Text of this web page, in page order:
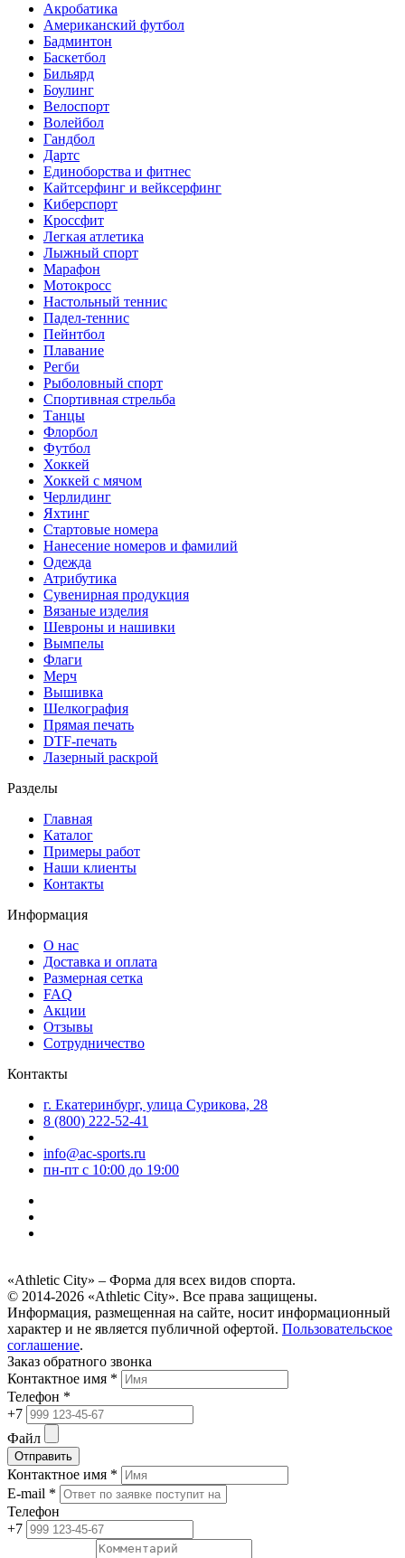
Акробатика
Американский футбол
Бадминтон
Баскетбол
Бильярд
Боулинг
Велоспорт
Волейбол
Гандбол
Дартс
Единоборства и фитнес
Кайтсерфинг и вейксерфинг
Киберспорт
Кроссфит
Легкая атлетика
Лыжный спорт
Марафон
Мотокросс
Настольный теннис
Падел-теннис
Пейнтбол
Плавание
Регби
Рыболовный спорт
Спортивная стрельба
Танцы
Флорбол
Футбол
Хоккей
Хоккей с мячом
Черлидинг
Яхтинг
Стартовые номера
Нанесение номеров и фамилий
Одежда
Атрибутика
Сувенирная продукция
Вязаные изделия
Шевроны и нашивки
Вымпелы
Флаги
Мерч
Вышивка
Шелкография
Прямая печать
DTF-печать
Лазерный раскрой
Разделы
Главная
Каталог
Примеры работ
Наши клиенты
Контакты
Информация
О нас
Доставка и оплата
Размерная сетка
FAQ
Акции
Отзывы
Сотрудничество
Контакты
г. Екатеринбург, улица Сурикова, 28
8 (800) 222-52-41
info@ac-sports.ru
пн-пт c 10:00 до 19:00
«Athletic City» – Форма для всех видов спорта.
© 2014-2026 «Athletic City». Все права защищены.
Информация, размещенная на сайте, носит информационный
характер и не является публичной офертой. Пользовательское
соглашение.
Заказ обратного звонка
Контактное имя *
Телефон *
+7
Файл
Отправить
Контактное имя *
E-mail *
Телефон
+7